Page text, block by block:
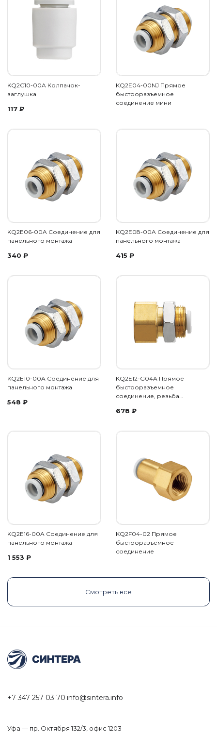
KQ2C10-00A Колпачок-
заглушка
117 ₽
KQ2E04-00NJ Прямое
быстроразъемное
соединение мини
KQ2E06-00A Соединение для
панельного монтажа
340 ₽
KQ2E08-00A Соединение для
панельного монтажа
415 ₽
KQ2E10-00A Соединение для
панельного монтажа
548 ₽
KQ2E12-G04A Прямое
быстроразъемное
соединение, резьба…
678 ₽
KQ2E16-00A Соединение для
панельного монтажа
1 553 ₽
KQ2F04-02 Прямое
быстроразъемное
соединение
Смотреть все
+7 347 257 03 70 info@sintera.info
Уфа — пр. Октября 132/3, офис 1203